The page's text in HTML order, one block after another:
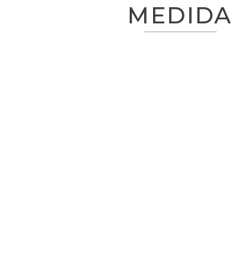
MEDIDA